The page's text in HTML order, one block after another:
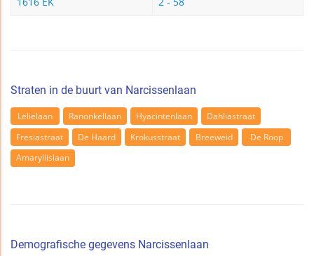
Straten in de buurt van Narcissenlaan
Lelielaan Ranonkellaan Hyacintenlaan
Dahliastraat
Fresiastraat
De Haard Krokusstraat Breeweid
De Roop
Amaryllislaan
Demografische gegevens Narcissenlaan